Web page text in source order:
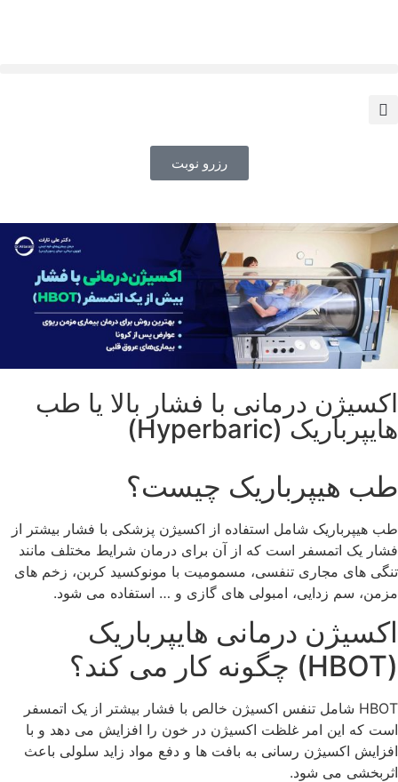
رزرو نوبت
اکسیژن درمانی با فشار بالا یا طب
هایپرباریک (Hyperbaric)
طب هیپرباریک چیست؟
طب هیپرباریک شامل استفاده از اکسیژن پزشکی با فشار بیشتر از
فشار یک اتمسفر است که از آن برای درمان شرایط مختلف مانند
تنگی های مجاری تنفسی، مسمومیت با مونوکسید کربن، زخم های
مزمن، سم زدایی، امبولی های گازی و … استفاده می شود.
اکسیژن درمانی هایپرباریک
(HBOT) چگونه کار می کند؟
HBOT شامل تنفس اکسیژن خالص با فشار بیشتر از یک اتمسفر
است که این امر غلظت اکسیژن در خون را افزایش می دهد و با
افزایش اکسیژن رسانی به بافت ها و دفع مواد زاید سلولی باعث
اثربخشی می شود.